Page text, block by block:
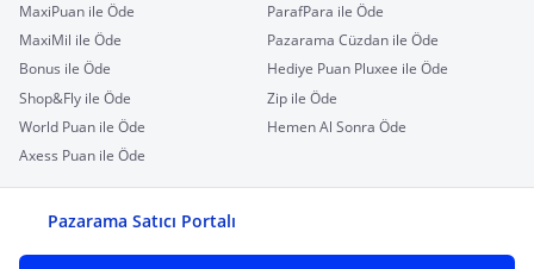
MaxiPuan ile Öde
ParafPara ile Öde
MaxiMil ile Öde
Pazarama Cüzdan ile Öde
Bonus ile Öde
Hediye Puan Pluxee ile Öde
Shop&Fly ile Öde
Zip ile Öde
World Puan ile Öde
Hemen Al Sonra Öde
Axess Puan ile Öde
Pazarama Satıcı Portalı